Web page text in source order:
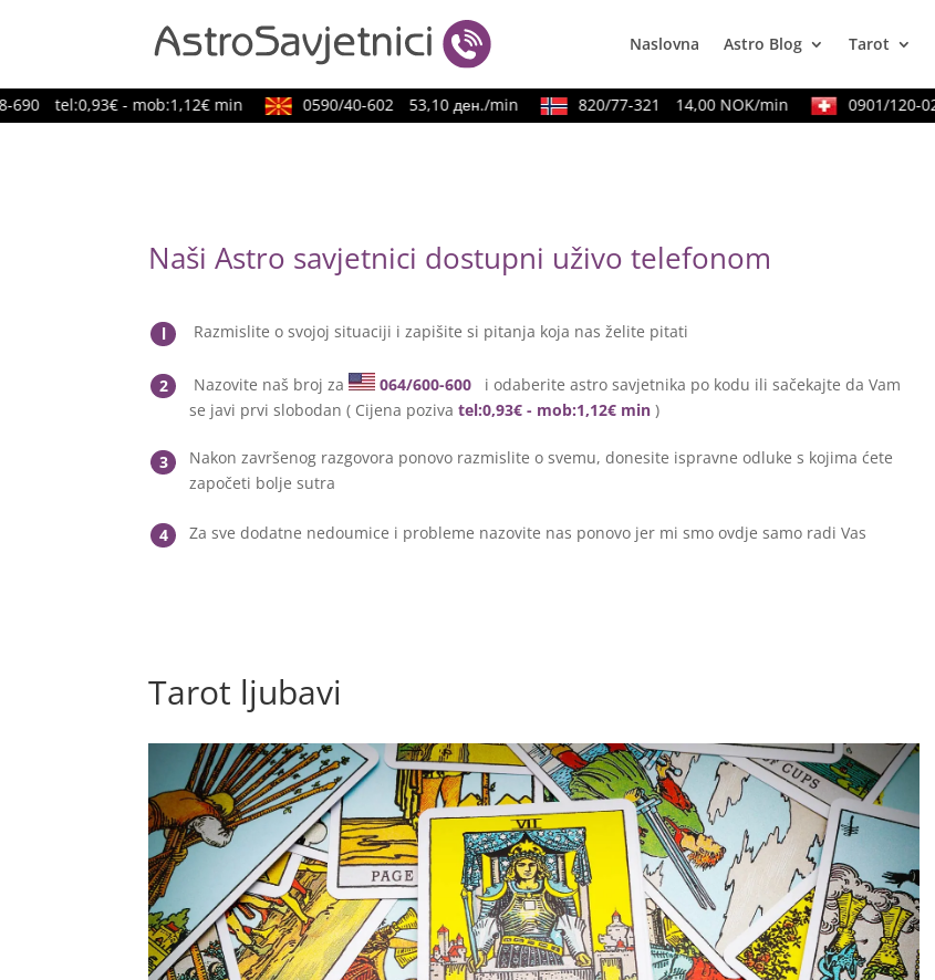
Naslovna Astro Blog Tarot
tel:0,93€ - mob:1,12€ min 0590/40-602 53,10 ден./min 820/77-321 14,00 NOK/min 0901/120-021
Naši Astro savjetnici dostupni uživo telefonom
l Razmislite o svojoj situaciji i zapišite si pitanja koja nas želite pitati
2 Nazovite naš broj za 064/600-600
i odaberite astro savjetnika po kodu ili sačekajte da Vam
se javi prvi slobodan ( Cijena pozivatel:0,93€ - mob:1,12€ min)
3
Nakon završenog razgovora ponovo razmislite o svemu, donesite ispravne odluke s kojima ćete
započeti bolje sutra
4 Za sve dodatne nedoumice i probleme nazovite nas ponovo jer mi smo ovdje samo radi Vas
Tarot ljubavi